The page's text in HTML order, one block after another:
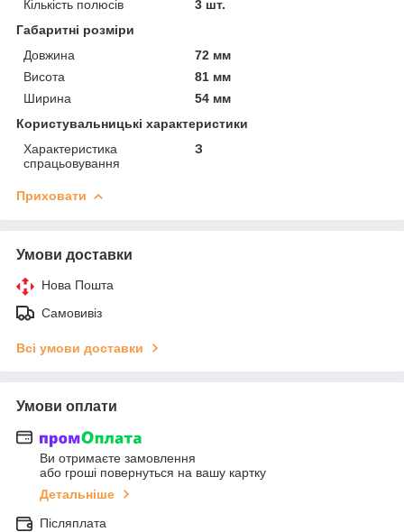
Кількість полюсів
3 шт.
Габаритні розміри
Довжина
72 мм
Висота
81 мм
Ширина
54 мм
Користувальницькі характеристики
Характеристика
спрацьовування
З
Приховати
Умови доставки
Нова Пошта
Самовивіз
Всі умови доставки
Умови оплати
Ви отримаєте замовлення
або гроші повернуться на вашу картку
Детальніше
Післяплата